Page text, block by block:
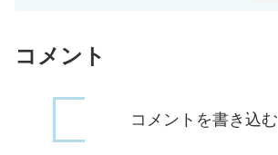
コメント
コメントを書き込む